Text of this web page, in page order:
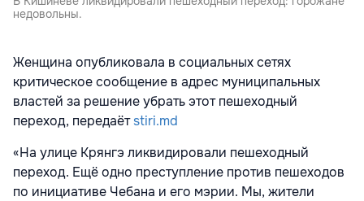
недовольны.
Женщина опубликовала в социальных сетях
критическое сообщение в адрес муниципальных
властей за решение убрать этот пешеходный
переход, передаётstiri.md
«На улице Крянгэ ликвидировали пешеходный
переход. Ещё одно преступление против пешеходов
по инициативе Чебана и его мэрии. Мы, жители